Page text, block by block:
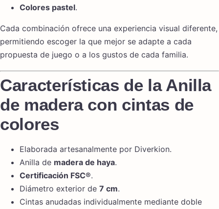
Colores pastel.
Cada combinación ofrece una experiencia visual diferente,
permitiendo escoger la que mejor se adapte a cada
propuesta de juego o a los gustos de cada familia.
Características de la Anilla
de madera con cintas de
colores
Elaborada artesanalmente por Diverkion.
Anilla de madera de haya.
Certificación FSC®.
Diámetro exterior de 7 cm.
Cintas anudadas individualmente mediante doble